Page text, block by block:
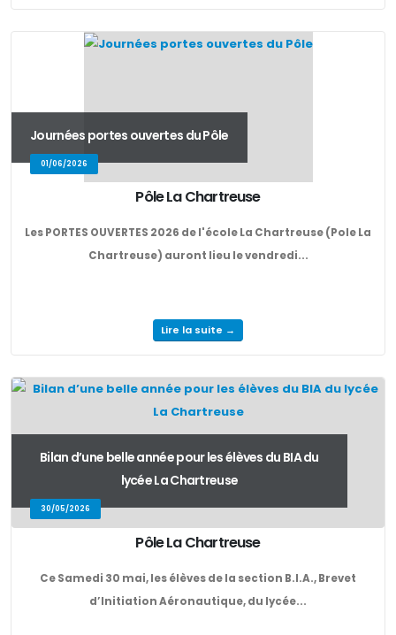
Journées portes ouvertes du Pôle
01/06/2026
Pôle La Chartreuse
Les PORTES OUVERTES 2026 de l'école La Chartreuse (Pole La
Chartreuse) auront lieu le vendredi...
Lire la suite →
Bilan d’une belle année pour les élèves du BIA du
lycée La Chartreuse
30/05/2026
Pôle La Chartreuse
Ce Samedi 30 mai, les élèves de la section B.I.A., Brevet
d’Initiation Aéronautique, du lycée...